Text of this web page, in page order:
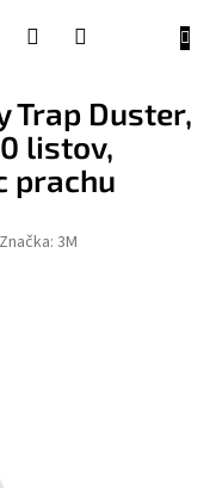
Trap Duster,
listov,
prachu
Značka: 3M